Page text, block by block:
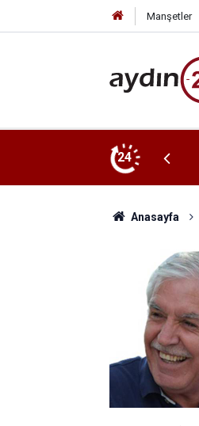
Manşetler
24
Anasayfa